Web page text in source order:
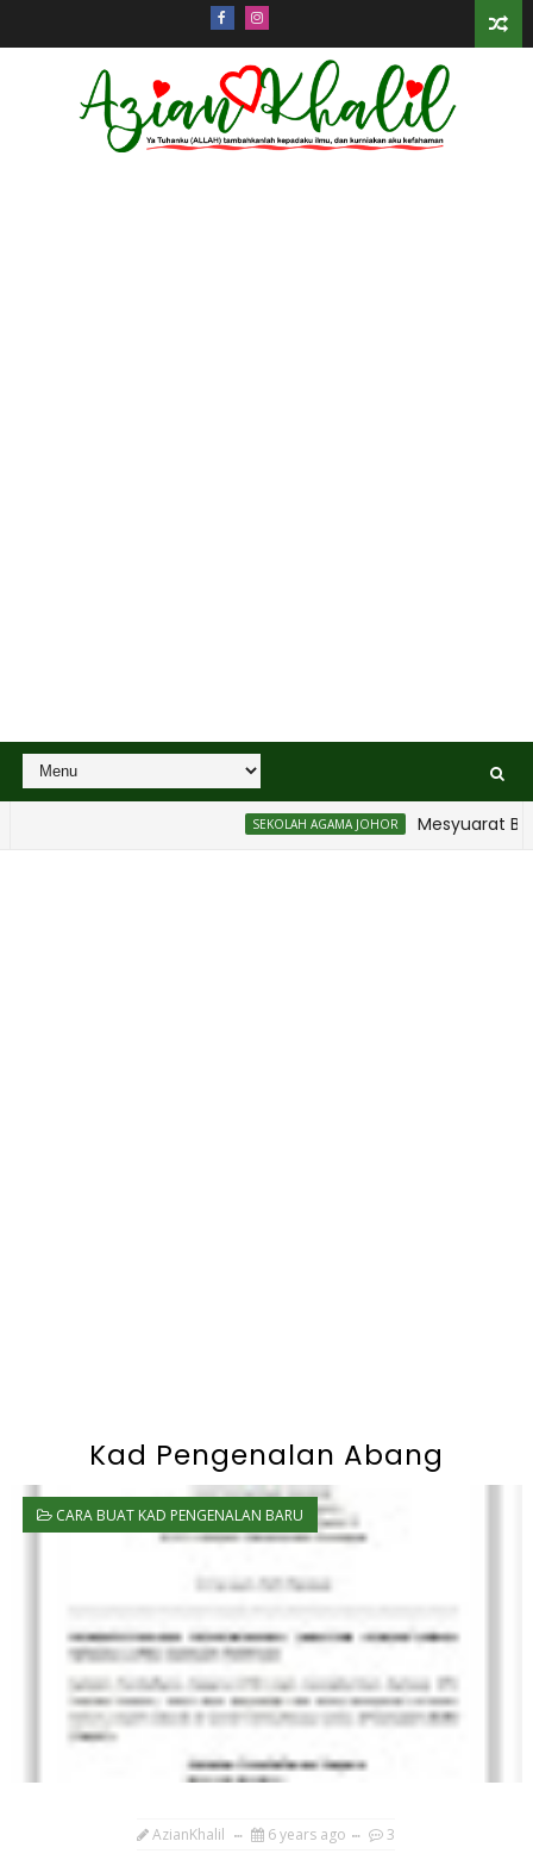
SEKOLAH AGAMA JOHOR Mesyuarat Badan
Kad Pengenalan Abang
CARA BUAT KAD PENGENALAN BARU
AzianKhalil 6 years ago 3